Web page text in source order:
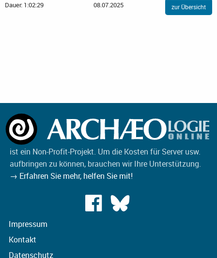
Dauer: 1:02:29 08.07.2025 zur Übersicht
ist ein Non-Profit-Projekt. Um die Kosten für Server usw.
aufbringen zu können, brauchen wir Ihre Unterstützung.
→ Erfahren Sie mehr, helfen Sie mit!
Impressum
Kontakt
Datenschutz